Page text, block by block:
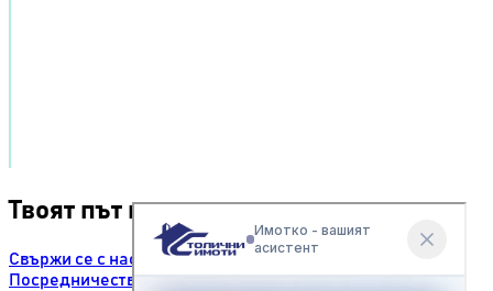
Твоят път към успеха.
Свържи се с нас
Посредничество